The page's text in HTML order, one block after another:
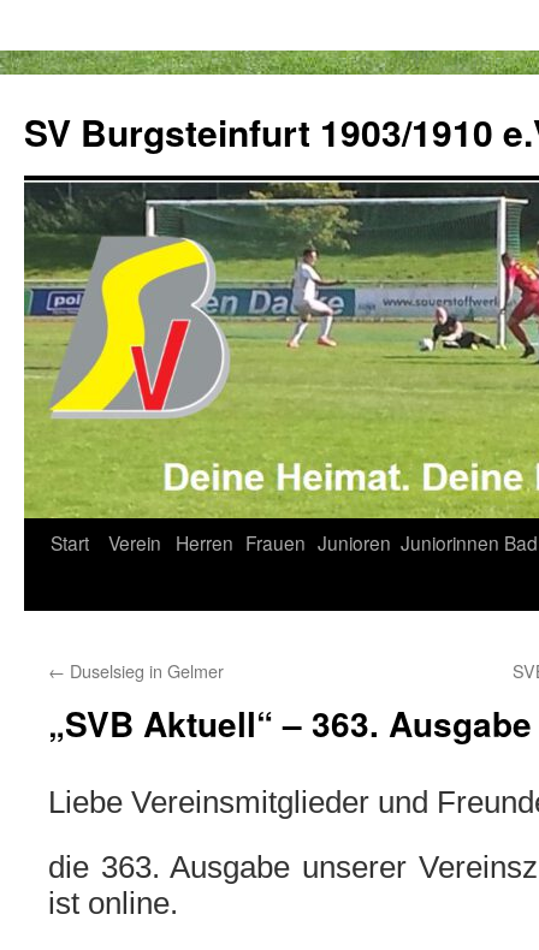
springen
SV Burgsteinfurt 1903/1910
Start Verein Herren Frauen Junioren Juniorinnen
← Duselsieg in Gelmer
„SVB Aktuell“ – 363.
Liebe Vereinsmitglieder und
die 363. Ausgabe unserer
ist online.